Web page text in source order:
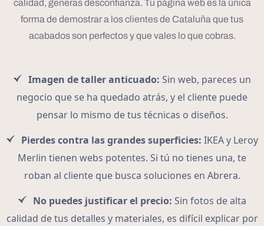
calidad, generas desconfianza. Tu página web es la única
forma de demostrar a los clientes de Cataluña que tus
acabados son perfectos y que vales lo que cobras.
Imagen de taller anticuado: Sin web, pareces un
negocio que se ha quedado atrás, y el cliente puede
pensar lo mismo de tus técnicas o diseños.
Pierdes contra las grandes superficies: IKEA y Leroy
Merlin tienen webs potentes. Si tú no tienes una, te
roban al cliente que busca soluciones en Abrera.
No puedes justificar el precio: Sin fotos de alta
calidad de tus detalles y materiales, es difícil explicar por